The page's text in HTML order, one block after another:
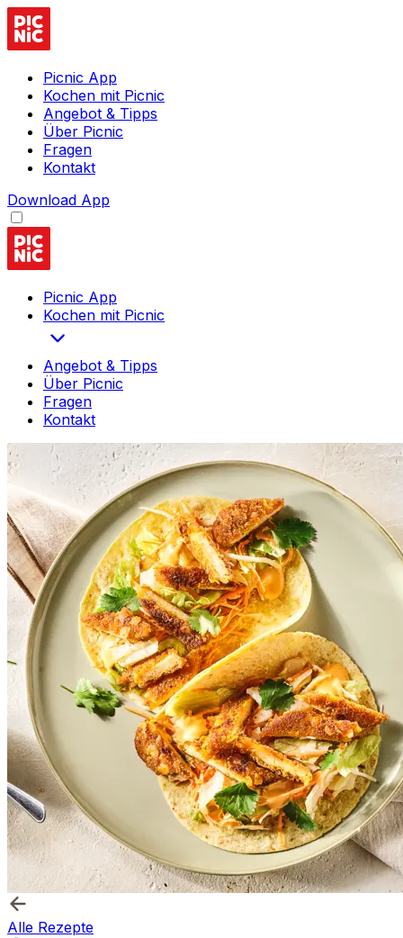
Picnic App
Kochen mit Picnic
Angebot & Tipps
Über Picnic
Fragen
Kontakt
Download App
Picnic App
Kochen mit Picnic
Angebot & Tipps
Über Picnic
Fragen
Kontakt
Alle Rezepte